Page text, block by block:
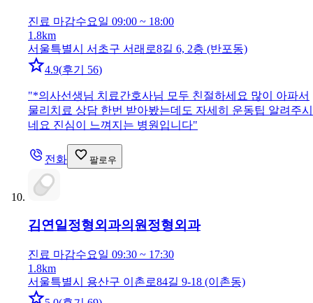
진료 마감수요일 09:00 ~ 18:00
1.8km
서울특별시 서초구 서래로8길 6, 2층 (반포동)
4.9(후기 56)
"*의사선생님 치료간호사님 모두 친절하세요 많이 아파서
물리치료 상담 한번 받아봤는데도 자세히 운동팁 알려주시
네요 진심이 느껴지는 병원입니다"
전화 팔로우
김연일정형외과의원정형외과
진료 마감수요일 09:30 ~ 17:30
1.8km
서울특별시 용산구 이촌로84길 9-18 (이촌동)